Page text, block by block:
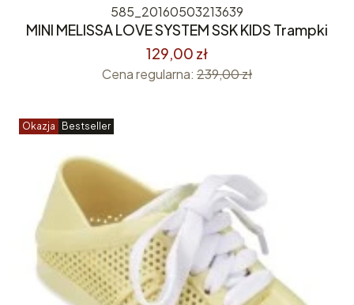
585_20160503213639
MINI MELISSA LOVE SYSTEM SSK KIDS Trampki
129,00 zł
Cena regularna: 239,00 zł
Okazja Bestseller